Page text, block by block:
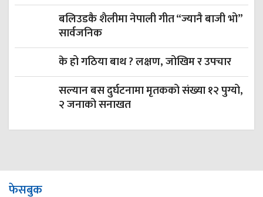
बलिउडकै शैलीमा नेपाली गीत “ज्यानै बाजी भो”
सार्वजनिक
के हो गठिया बाथ ? लक्षण, जोखिम र उपचार
सल्यान बस दुर्घटनामा मृतकको संख्या १२ पुग्यो,
२ जनाको सनाखत
फेसबुक